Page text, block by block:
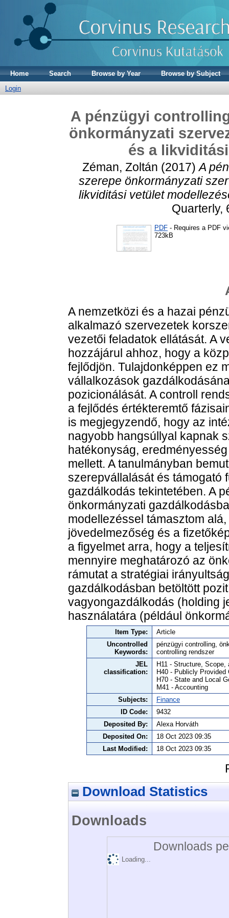
Home Search Browse by Year
Browse by Subject
Login
A pénzügyi
önkormányzati
és a
Zéman, Zoltán (2017)A
szerepe önkormányzati
likviditási vetület
Quarterly,
PDF - Requires a PDF
723kB
A nemzetközi és a hazai
alkalmazó szervezetek
vezetői feladatok ellátását. A
hozzájárul ahhoz, hogy a
fejlődjön. Tulajdonképpen ez
vállalkozások
pozicionálását. A controll
a fejlődés értékteremtő
is megjegyzendő, hogy az
nagyobb hangsúllyal kapnak
hatékonyság,
mellett. A tanulmányban
szerepvállalását és támogató
gazdálkodás tekintetében. A
önkormányzati
modellezéssel támasztom
jövedelmezőség és a
a figyelmet arra, hogy a
mennyire meghatározó az
rámutat a stratégiai
gazdálkodásban betöltött
vagyongazdálkodás (holding
használatára (például
Item Type:
Article
Uncontrolled
Keywords:
pénzügyi controlling,
controlling rendszer
JEL
classification:
H11 - Structure,
H40 - Publicly Provided
H70 - State and Local
M41 - Accounting
Subjects:
Finance
ID Code:
9432
Deposited By:
Alexa Horváth
Deposited On:
18 Oct 2023 09:35
Last Modified:
18 Oct 2023 09:35
Download Statistics
Downloads
Downloads
Loading...